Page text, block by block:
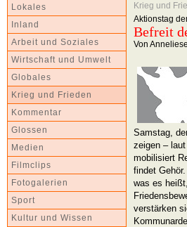
Lokales
Inland
Arbeit und Soziales
Wirtschaft und Umwelt
Globales
Krieg und Frieden
Kommentar
Glossen
Medien
Filmclips
Fotogalerien
Sport
Kultur und Wissen
Krieg und
Aktionstag
Befreit
Von
Samstag,
zeigen –
mobilisiert
findet
was es
verstärken